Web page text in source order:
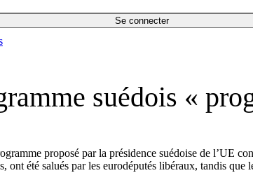
Se connecter
suédois «
proposé par la présidence suédoise de l’UE
ont été salués par les eurodéputés libéraux, tandis